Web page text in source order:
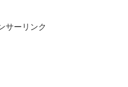
サーリンク